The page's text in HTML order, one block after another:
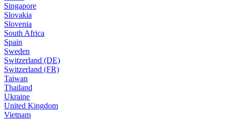
Singapore
Slovakia
Slovenia
South Africa
Spain
Sweden
Switzerland (DE)
Switzerland (FR)
Taiwan
Thailand
Ukraine
United Kingdom
Vietnam